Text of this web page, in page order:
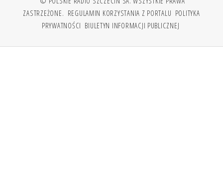
ZASTRZEŻONE. REGULAMIN KORZYSTANIA Z PORTALU POLITYKA
PRYWATNOŚCI BIULETYN INFORMACJI PUBLICZNEJ